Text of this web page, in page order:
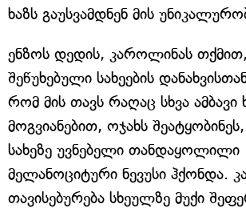
ხაზს გაუსვამდნენ მის
ენზოს დედის, კაროლინას თქმით,
შეწუხებული სახეების
რომ მის თავს რაღაც სხვა
მოგვიანებით, ოჯახს
სახეზე უვნებელი თანდაყოლილი
მელანოციტური ნევუსი ჰქონდა.
თავისებურება სხეულზე მუქი